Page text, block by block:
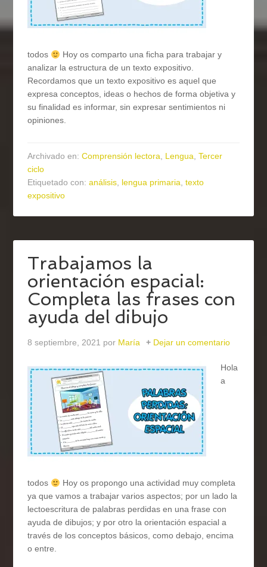
todos
Hoy os comparto una ficha para trabajar y
analizar la estructura de un texto expositivo.
Recordamos que un texto expositivo es aquel que
expresa conceptos, ideas o hechos de forma objetiva y
su finalidad es informar, sin expresar sentimientos ni
opiniones.
Archivado en:Comprensión lectora, Lengua,Tercer
ciclo
Etiquetado con:análisis, lengua primaria,texto
expositivo
Trabajamos la
orientación espacial:
Completa las frases con
ayuda del dibujo
8 septiembre, 2021 por María Dejar un comentario
Hola
a
todos
Hoy os propongo una actividad muy completa
ya que vamos a trabajar varios aspectos; por un lado la
lectoescritura de palabras perdidas en una frase con
ayuda de dibujos; y por otro la orientación espacial a
través de los conceptos básicos, como debajo, encima
o entre.